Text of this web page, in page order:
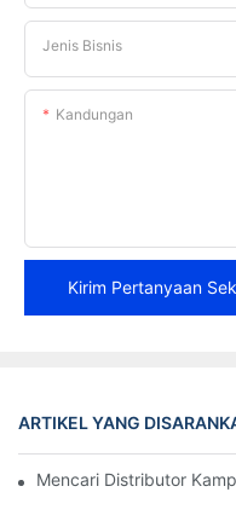
Jenis Bisnis
Kandungan
Kirim Pertanyaan
ARTIKEL YANG
Mencari Distributor